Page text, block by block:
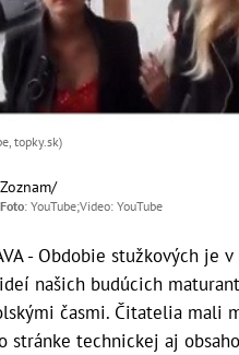
topky.sk)
Foto: YouTube;Video: YouTube
- Obdobie stužkových je
našich budúcich
časmi. Čitatelia mali
stránke technickej aj